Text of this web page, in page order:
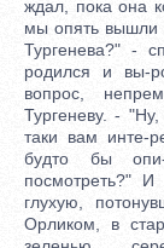
ждал, пока она
мы опять вышли
Тургенева?" -
родился и вы-
вопрос,
Тургеневу. -
таки вам инте-
будто бы
посмотреть?"
глухую,
Орликом, в